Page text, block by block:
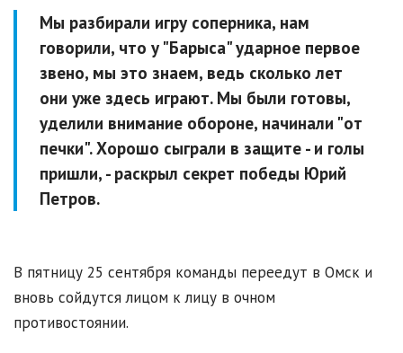
Мы разбирали игру соперника, нам
говорили, что у "Барыса" ударное первое
звено, мы это знаем, ведь сколько лет
они уже здесь играют. Мы были готовы,
уделили внимание обороне, начинали "от
печки". Хорошо сыграли в защите - и голы
пришли, - раскрыл секрет победы Юрий
Петров.
В пятницу 25 сентября команды переедут в Омск и
вновь сойдутся лицом к лицу в очном
противостоянии.